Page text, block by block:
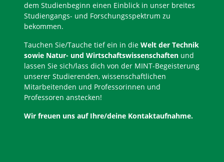
dem Studienbeginn einen Einblick in unser breites
Studiengangs- und Forschungsspektrum zu
bekommen.
Tauchen Sie/Tauche tief ein in die Welt der Technik
sowie Natur- und Wirtschaftswissenschaften und
lassen Sie sich/lass dich von der MINT-Begeisterung
unserer Studierenden, wissenschaftlichen
Mitarbeitenden und Professorinnen und
Professoren anstecken!
Wir freuen uns auf Ihre/deine Kontaktaufnahme.